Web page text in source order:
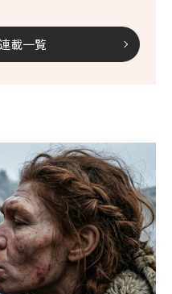
載一覧